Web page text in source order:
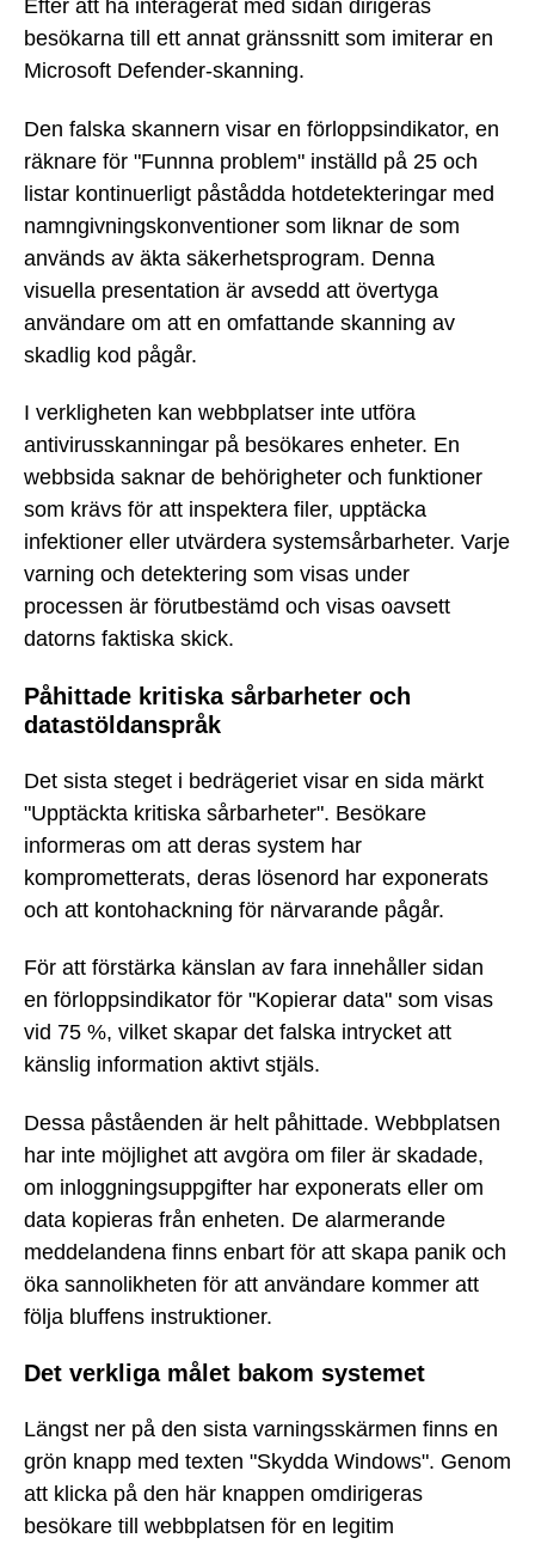
Efter att ha interagerat med sidan dirigeras
besökarna till ett annat gränssnitt som imiterar en
Microsoft Defender-skanning.
Den falska skannern visar en förloppsindikator, en
räknare för "Funnna problem" inställd på 25 och
listar kontinuerligt påstådda hotdetekteringar med
namngivningskonventioner som liknar de som
används av äkta säkerhetsprogram. Denna
visuella presentation är avsedd att övertyga
användare om att en omfattande skanning av
skadlig kod pågår.
I verkligheten kan webbplatser inte utföra
antivirusskanningar på besökares enheter. En
webbsida saknar de behörigheter och funktioner
som krävs för att inspektera filer, upptäcka
infektioner eller utvärdera systemsårbarheter. Varje
varning och detektering som visas under
processen är förutbestämd och visas oavsett
datorns faktiska skick.
Påhittade kritiska sårbarheter och
datastöldanspråk
Det sista steget i bedrägeriet visar en sida märkt
"Upptäckta kritiska sårbarheter". Besökare
informeras om att deras system har
komprometterats, deras lösenord har exponerats
och att kontohackning för närvarande pågår.
För att förstärka känslan av fara innehåller sidan
en förloppsindikator för "Kopierar data" som visas
vid 75 %, vilket skapar det falska intrycket att
känslig information aktivt stjäls.
Dessa påståenden är helt påhittade. Webbplatsen
har inte möjlighet att avgöra om filer är skadade,
om inloggningsuppgifter har exponerats eller om
data kopieras från enheten. De alarmerande
meddelandena finns enbart för att skapa panik och
öka sannolikheten för att användare kommer att
följa bluffens instruktioner.
Det verkliga målet bakom systemet
Längst ner på den sista varningsskärmen finns en
grön knapp med texten "Skydda Windows". Genom
att klicka på den här knappen omdirigeras
besökare till webbplatsen för en legitim